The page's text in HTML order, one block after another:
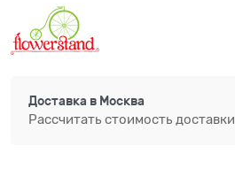
Доставка в Москва
Рассчитать стоимость доставки